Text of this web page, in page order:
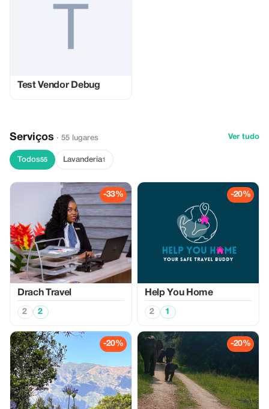
Test Vendor Debug
Serviços · 55 lugares Ver tudo
Todos55 Lavanderia1
-33%
Drach Travel
2 2
-20%
Help You Home
2 1
-20% -20%